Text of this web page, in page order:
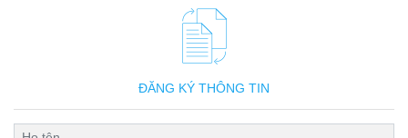
ĐĂNG KÝ THÔNG TIN